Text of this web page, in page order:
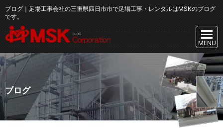
ブログ｜足場工事会社の三重県四日市市で足場工事・レンタルはMSKのブログ
です。
ブログ